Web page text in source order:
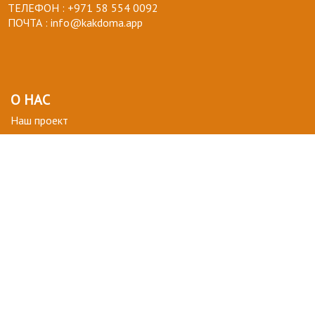
ТЕЛЕФОН : +971 58 554 0092
ПОЧТА : info@kakdoma.app
О НАС
Наш проект
Пользовательские соглашения